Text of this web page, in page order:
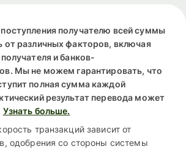
получателю всей суммы
от различных факторов, включая
и банков-
Мы не можем гарантировать, что
полная сумма каждой
результат перевода может
Узнать больше.
транзакций зависит от
одобрения со стороны системы